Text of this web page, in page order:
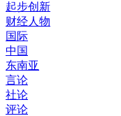
起步创新
财经人物
国际
中国
东南亚
言论
社论
评论